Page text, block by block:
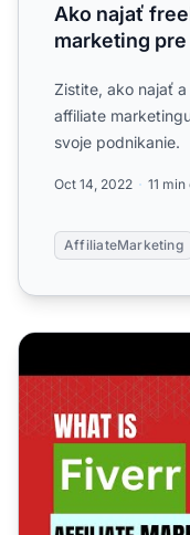
Ako najať
marketing pre
Zistite, ako najať
affiliate
svoje podnikanie.
Oct 14, 2022 11
AffiliateMarketing
Čo je Fiverr affiliate